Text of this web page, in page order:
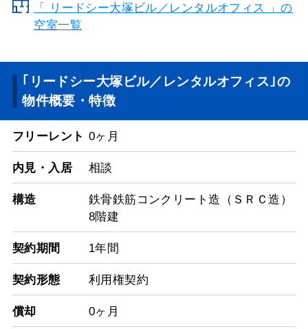
「 リードシー大塚ビル／レンタルオフィス 」の
空室一覧
｢リードシー大塚ビル／レンタルオフィス｣の
物件概要・特徴
フリーレント 0ヶ月
内見・入居 相談
構造
鉄骨鉄筋コンクリート造（ＳＲＣ造）
8階建
契約期間 1年間
契約形態 利用権契約
償却 0ヶ月